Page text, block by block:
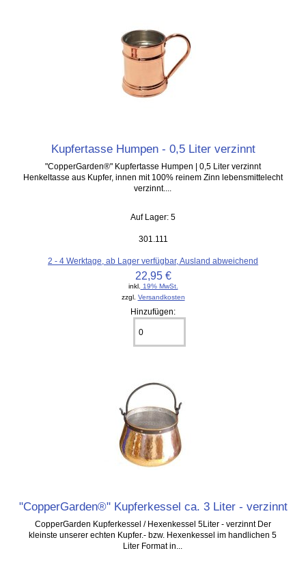
Kupfertasse Humpen - 0,5 Liter verzinnt
"CopperGarden®" Kupfertasse Humpen | 0,5 Liter verzinnt
Henkeltasse aus Kupfer, innen mit 100% reinem Zinn lebensmittelecht
verzinnt....
Auf Lager: 5
301.111
2 - 4 Werktage, ab Lager verfügbar, Ausland abweichend
22,95 €
inkl. 19% MwSt.
zzgl. Versandkosten
Hinzufügen:
"CopperGarden®" Kupferkessel ca. 3 Liter - verzinnt
CopperGarden Kupferkessel / Hexenkessel 5Liter - verzinnt Der
kleinste unserer echten Kupfer.- bzw. Hexenkessel im handlichen 5
Liter Format in...